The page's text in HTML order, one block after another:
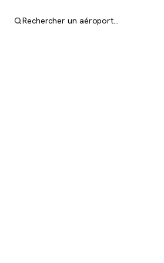
Rechercher un aéroport…